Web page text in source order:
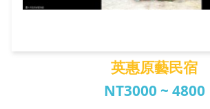
英惠原藝民宿
NT3000 ~ 4800